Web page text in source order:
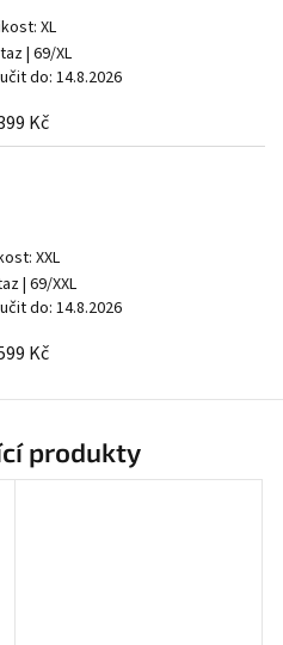
XL
| 69/XL
do: 14.8.2026
Kč
XXL
| 69/XXL
do: 14.8.2026
Kč
produkty